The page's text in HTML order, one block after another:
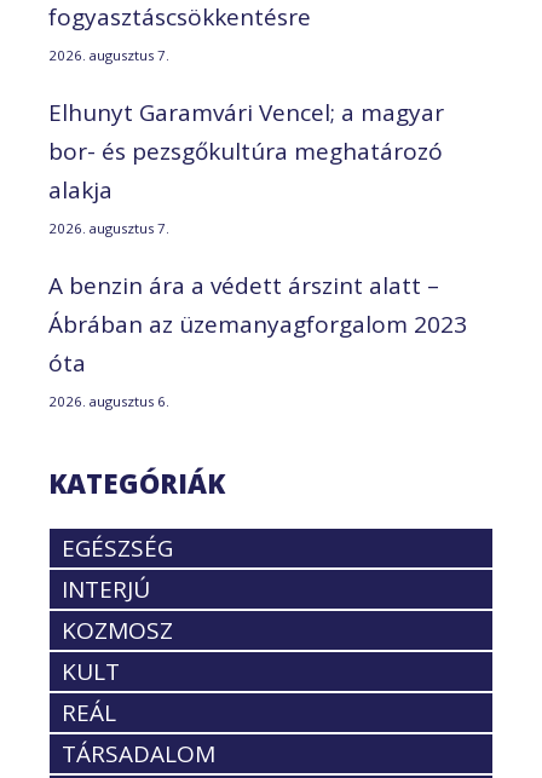
fogyasztáscsökkentésre
2026. augusztus 7.
Elhunyt Garamvári Vencel; a magyar
bor- és pezsgőkultúra meghatározó
alakja
2026. augusztus 7.
A benzin ára a védett árszint alatt –
Ábrában az üzemanyagforgalom 2023
óta
2026. augusztus 6.
KATEGÓRIÁK
EGÉSZSÉG
INTERJÚ
KOZMOSZ
KULT
REÁL
TÁRSADALOM